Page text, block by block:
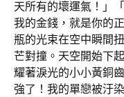
天所有的壞運氣！」
我的金錢，就是你的
瓶的光束在空中瞬間
芒對撞。天空開始下
耀著淚光的小小黃銅
強了！我的單戀被汙